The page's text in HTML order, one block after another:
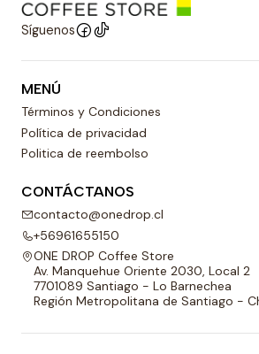
Síguenos
MENÚ
Términos y Condiciones
Política de privacidad
Politica de reembolso
CONTÁCTANOS
contacto@onedrop.cl
+56961655150
ONE DROP Coffee Store
Av. Manquehue Oriente 2030, Local 2
7701089 Santiago - Lo Barnechea
Región Metropolitana de Santiago -